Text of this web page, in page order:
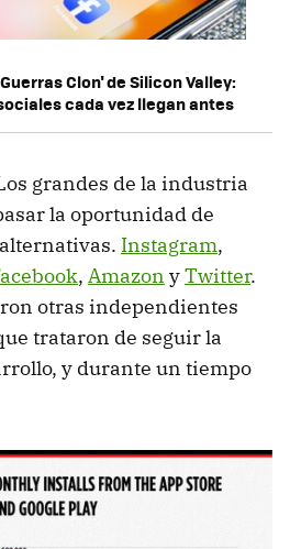
Clon' de Silicon Valley:
cada vez llegan antes
grandes de la industria
la oportunidad de
Instagram,
, Amazon yTwitter.
otras independientes
trataron de seguir la
y durante un tiempo